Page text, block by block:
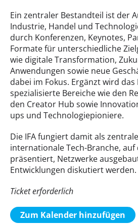
Ein zentraler Bestandteil ist der
Industrie, Handel und
durch Konferenzen, Keynotes,
Formate für unterschiedliche
wie digitale Transformation,
Anwendungen sowie neue
dabei im Fokus. Ergänzt wird
spezialisierte Bereiche wie den
den Creator Hub sowie
ups und Technologiepioniere.
Die IFA fungiert damit als
internationale Tech-Branche,
präsentiert, Netzwerke
Entwicklungen diskutiert werden.
Ticket erforderlich
Zum Kalender hinzufügen